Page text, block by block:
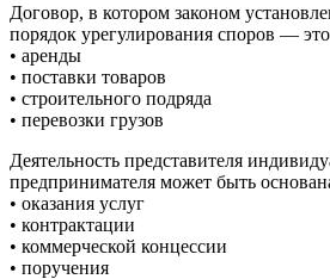
Договор, в котором законом
порядок урегулирования споров —
• аренды
• поставки товаров
• строительного подряда
• перевозки грузов
Деятельность представителя
предпринимателя может быть
• оказания услуг
• контрактации
• коммерческой концессии
• поручения